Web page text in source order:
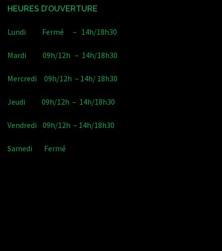
HEURES D’OUVERTURE
Lundi Fermé – 14h/18h30
Mardi 09h/12h – 14h/18h30
Mercredi 09h/12h – 14h/ 18h30
Jeudi 09h/12h – 14h/18h30
Vendredi 09h/12h – 14h/18h30
Samedi Fermé